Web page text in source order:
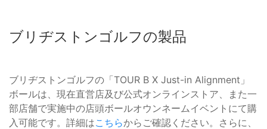
ブリヂストンゴルフの製品
ブリヂストンゴルフの「TOUR B X Just-in Alignment」
ボールは、現在直営店及び公式オンラインストア、また一
部店舗で実施中の店頭ボールオウンネームイベントにて購
入可能です。詳細はこちらからご確認ください。さらに、